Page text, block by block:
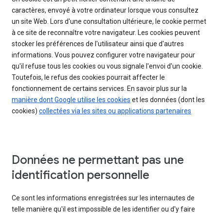
caractères, envoyé à votre ordinateur lorsque vous consultez
un site Web. Lors d'une consultation ultérieure, le cookie permet
à ce site de reconnaître votre navigateur. Les cookies peuvent
stocker les préférences de l'utilisateur ainsi que d'autres
informations. Vous pouvez configurer votre navigateur pour
qu'il refuse tous les cookies ou vous signale l'envoi d'un cookie.
Toutefois, le refus des cookies pourrait affecter le
fonctionnement de certains services. En savoir plus sur la
manière dont Google utilise les cookies et les données (dont les
cookies) collectées via les sites ou applications partenaires
Données ne permettant pas une
identification personnelle
Ce sont les informations enregistrées sur les internautes de
telle manière qu'il est impossible de les identifier ou d'y faire